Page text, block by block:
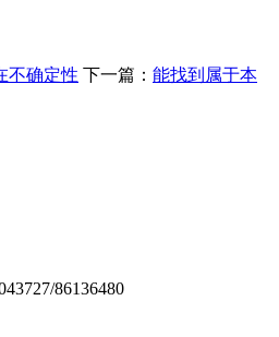
不确定性 下一篇： 能找到属于本
86136480